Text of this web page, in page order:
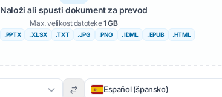
Naloži ali spusti dokument za prevod
Max. velikost datoteke1 GB
.PPTX . XLSX .TXT .JPG .PNG . IDML . EPUB .HTML
Español (špansko)